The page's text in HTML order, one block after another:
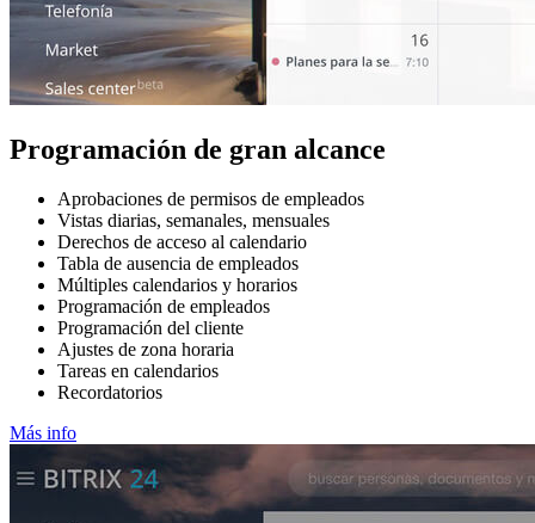
Programación de gran alcance
Aprobaciones de permisos de empleados
Vistas diarias, semanales, mensuales
Derechos de acceso al calendario
Tabla de ausencia de empleados
Múltiples calendarios y horarios
Programación de empleados
Programación del cliente
Ajustes de zona horaria
Tareas en calendarios
Recordatorios
Más info